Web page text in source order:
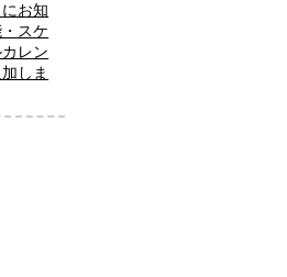
お知
スケ
レン
しま